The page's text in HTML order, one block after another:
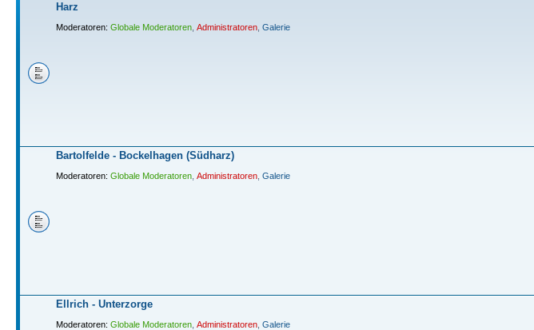
Harz
Moderatoren: Globale Moderatoren Administratoren Galerie
Bartolfelde - Bockelhagen (Südharz)
Moderatoren: Globale Moderatoren Administratoren Galerie
Ellrich - Unterzorge
Moderatoren: Globale Moderatoren Administratoren Galerie